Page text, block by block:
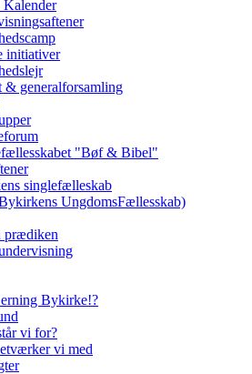
initiativer
& generalforsamling
"Bøf & Bibel"
singlefælleskab
UngdomsFællesskab)
prædiken
Bykirke!?
vi for?
vi med